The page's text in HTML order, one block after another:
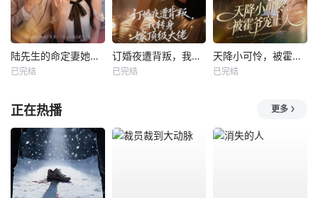
陆先生的命定妻她飒又野
已完结
订婚夜遭背叛，我转身嫁顶级大佬
已完结
天降小可怜，被霍爷宠上天
已完结
正在热播 更多